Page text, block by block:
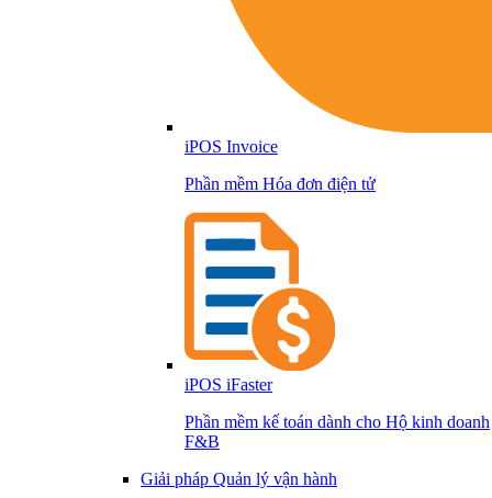
iPOS Invoice
Phần mềm Hóa đơn điện tử
iPOS iFaster
Phần mềm kế toán dành cho Hộ kinh doanh
F&B
Giải pháp Quản lý vận hành